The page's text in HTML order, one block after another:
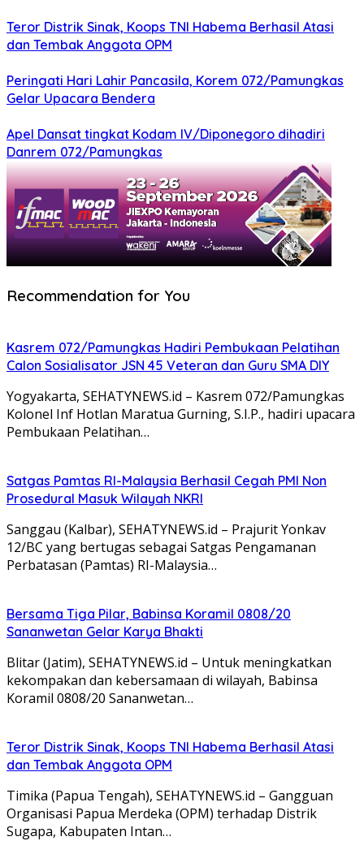
Teror Distrik Sinak, Koops TNI Habema Berhasil Atasi
dan Tembak Anggota OPM
Peringati Hari Lahir Pancasila, Korem 072/Pamungkas
Gelar Upacara Bendera
Apel Dansat tingkat Kodam lV/Diponegoro dihadiri
Danrem 072/Pamungkas
Recommendation for You
Kasrem 072/Pamungkas Hadiri Pembukaan Pelatihan
Calon Sosialisator JSN 45 Veteran dan Guru SMA DIY
Yogyakarta, SEHATYNEWS.id – Kasrem 072/Pamungkas
Kolonel Inf Hotlan Maratua Gurning, S.I.P., hadiri upacara
Pembukaan Pelatihan…
Satgas Pamtas RI-Malaysia Berhasil Cegah PMI Non
Prosedural Masuk Wilayah NKRI
Sanggau (Kalbar), SEHATYNEWS.id – Prajurit Yonkav
12/BC yang bertugas sebagai Satgas Pengamanan
Perbatasan (Pamtas) RI-Malaysia…
Bersama Tiga Pilar, Babinsa Koramil 0808/20
Sananwetan Gelar Karya Bhakti
Blitar (Jatim), SEHATYNEWS.id – Untuk meningkatkan
kekompakan dan kebersamaan di wilayah, Babinsa
Koramil 0808/20 Sananwetan…
Teror Distrik Sinak, Koops TNI Habema Berhasil Atasi
dan Tembak Anggota OPM
Timika (Papua Tengah), SEHATYNEWS.id – Gangguan
Organisasi Papua Merdeka (OPM) terhadap Distrik
Sugapa, Kabupaten Intan…